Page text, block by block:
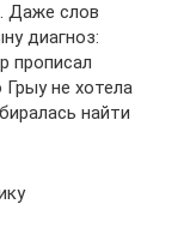
Даже слов
диагноз:
прописал
не хотела
найти